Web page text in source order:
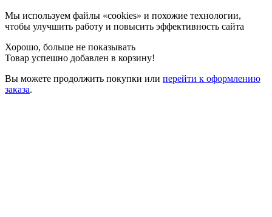
Мы используем файлы «cookies» и похожие технологии,
чтобы улучшить работу и повысить эффективность сайта
Хорошо, больше не показывать
Товар успешно добавлен в корзину!
Вы можете продолжить покупки или перейти к оформлению
заказа.